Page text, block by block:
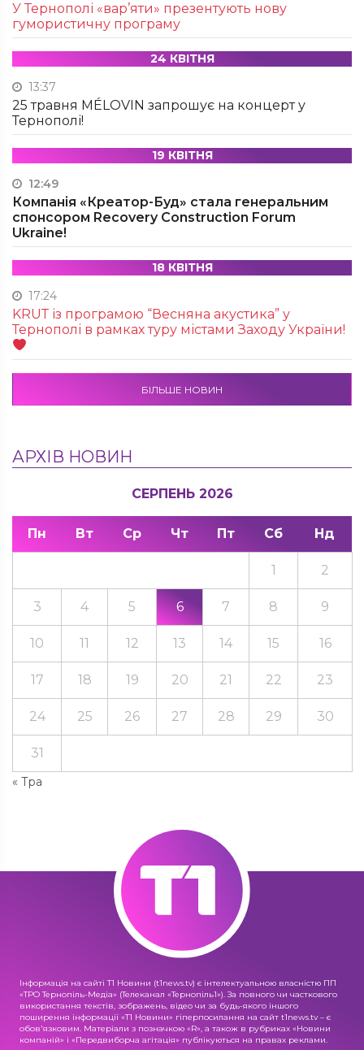
У Тернополі «вар’яти» презентують нову
гумористичну програму
24 КВІТНЯ
13:37
25 травня MÉLOVIN запрошує на концерт у
Тернополі!
19 КВІТНЯ
12:49
Компанія «Креатор-Буд» стала генеральним
спонсором Recovery Construction Forum
Ukraine!
18 КВІТНЯ
17:24
KRUТ із програмою “Весняна акустика” у
Тернополі в рамках туру містами Заходу України!
БІЛЬШЕ НОВИН
АРХІВ НОВИН
СЕРПЕНЬ 2026
Пн Вт Ср Чт Пт Сб Нд
« Тра
1 2
3 4 5 6 7 8 9
10 11 12 13 14 15 16
17 18 19 20 21 22 23
24 25 26 27 28 29 30
31
Інформація на сайті Т1 Новини (t1news.tv) є інтелектуальною власністю ПП
«ТРО Тернопіль-Медіа» (Телеканал «Тернопіль1»). За повного чи часткового
використання текстів, зображень, відео чи за будь-якого іншого
поширення інформації «Т1 Новини» гіперпосилання на сайт t1news.tv – є
обов'язковим. Матеріали з позначкою «R», а також в рубриках «Новини
компаній» і «Передвиборча агітація» публікуються на правах реклами.